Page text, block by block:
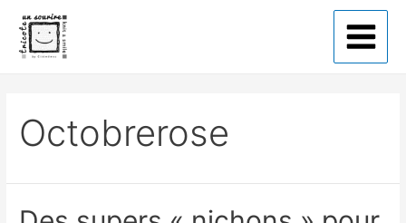
Octobrerose